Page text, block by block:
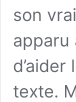
son
apparu
texte.